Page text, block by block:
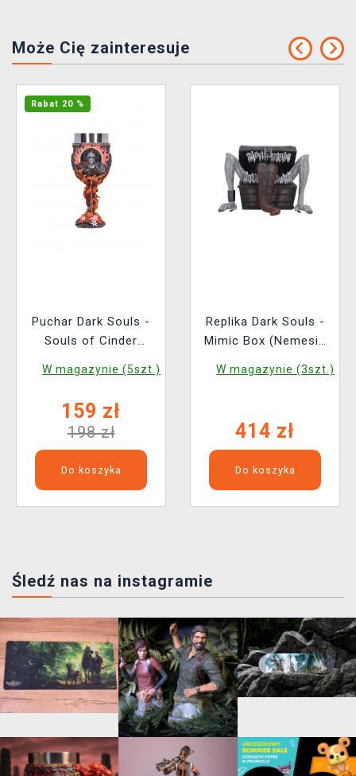
Może Cię zainteresuje
Rabat 20 %
Puchar Dark Souls -
Souls of Cinder
W magazynie (5szt.)
159 zł
198 zł
Do koszyka
Replika Dark Souls -
Mimic Box (Nemesis
W magazynie (3szt.)
414 zł
Do koszyka
Śledź nas na instagramie